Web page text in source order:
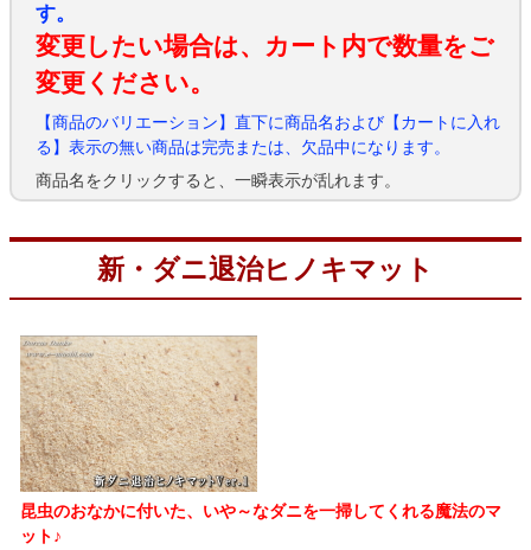
す。
変更したい場合は、カート内で数量をご
変更ください。
【商品のバリエーション】直下に商品名および【カートに入れ
る】表示の無い商品は完売または、欠品中になります。
商品名をクリックすると、一瞬表示が乱れます。
新・ダニ退治ヒノキマット
昆虫のおなかに付いた、いや～なダニを一掃してくれる魔法のマ
ット♪